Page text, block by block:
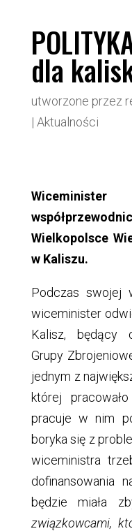
dla
utworzone przez
| Aktualności
Wielkopolsce
w Kaliszu.
Podczas swojej
wiceminister
Kalisz, będący
Grupy
jednym z
której
pracuje w nim
boryka się z
wiceministra
dofinansowania
będzie miała
związkowcami,